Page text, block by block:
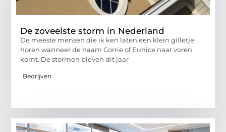
De zoveelste storm in Nederland
De meeste mensen die ik ken laten een klein gilletje
horen wanneer de naam Corrie of Eunice naar voren
komt. De stormen bleven dit jaar
Bedrijven